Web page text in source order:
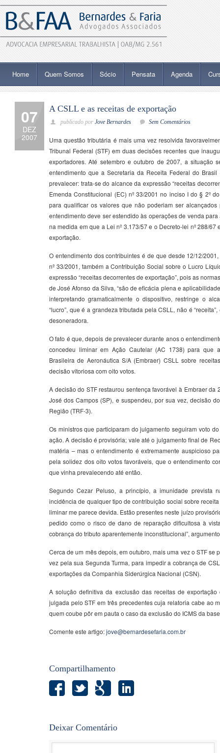
Home Quem Somos Sócio Pensata Agenda
07
DEZ
2007
A CSLL e as receitas de exportação
publicado por Jove Bernardes Sem Comentários
Uma questão tributária é mais uma vez resolvida
Tribunal Federal (STF) em duas decisões recentes que
exportadores. Até setembro e outubro de 2007, a situação
entendimento que a Secretaria da Receita Federal do
prevalecer: trata-se do alcance da expressão “receitas
Emenda Constitucional (EC) nº 33/2001 no inciso I do § 2º
para qualificar os valores que não poderiam ser alcançados
entendimento deve ser estendido às operações de venda
na medida em que a Lei nº 3.173/57 e o Decreto-lei nº 288/
exportação.
O entendimento dos contribuintes é de que desde 12/12/
nº 33/2001, também a Contribuição Social sobre o Lucro
expressão “receitas decorrentes de exportação”, pois as
de José Afonso da Silva, “são de eficácia plena e
interpretando gramaticalmente o dispositivo, restringe o
“lucro”, que é a grandeza tributada pela CSLL, não é
desoneradora.
O fato é que, depois de prevalecer durante anos o
concedeu liminar em Ação Cautelar (AC 1738) para que
Brasileira de Aeronáutica S/A (Embraer) CSLL sobre
decisão vitoriosa com oito votos.
A decisão do STF restaurou sentença favorável à Embraer da
José dos Campos (SP), e suspendeu, por sua vez, decisão
Região (TRF-3).
Os ministros que participaram do julgamento seguiram voto
ação. A decisão é provisória; vale até o julgamento final de
matéria – mas o entendimento é extremamente auspicioso
pela solidez dos oito votos favoráveis, que o entendimento
que vinha prevalecendo até então.
Segundo Cezar Peluso, a princípio, a imunidade prevista
incidência de qualquer tipo de contribuição social sobre
liminar me parece devida. Estão presentes neste juízo
pedido como o risco de dano de reparação dificultosa à
cobrança do tributo aparentemente inconstitucional”,
Cerca de um mês depois, em outubro, mais uma vez o STF se
vez pela sua Segunda Turma, para impedir a cobrança de
exportações da Companhia Siderúrgica Nacional (CSN).
A solução definitiva da exclusão das receitas de
julgada pelo STF em três precedentes cuja relatoria cabe ao
quem coube pôr em pauta o caso da exclusão do ICMS da
Comente este artigo:jove@bernardesefaria.com.br
Compartilhamento
Deixar Comentário